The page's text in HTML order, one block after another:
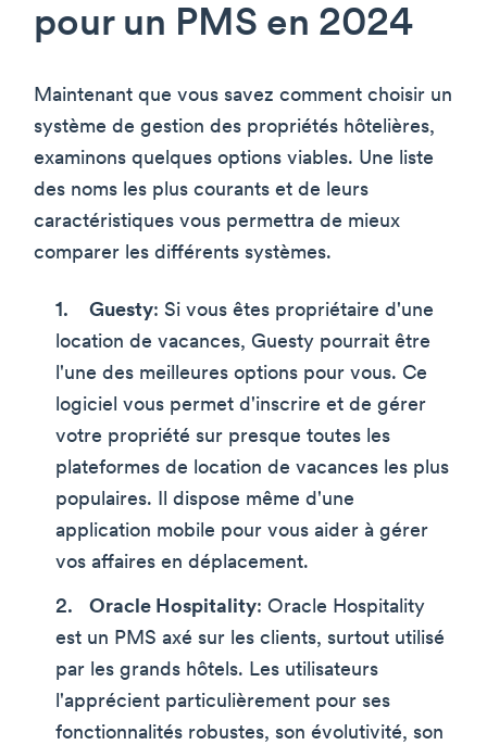
pour un PMS en 2024
Maintenant que vous savez comment choisir un
système de gestion des propriétés hôtelières,
examinons quelques options viables. Une liste
des noms les plus courants et de leurs
caractéristiques vous permettra de mieux
comparer les différents systèmes.
Guesty: Si vous êtes propriétaire d'une
location de vacances, Guesty pourrait être
l'une des meilleures options pour vous. Ce
logiciel vous permet d'inscrire et de gérer
votre propriété sur presque toutes les
plateformes de location de vacances les plus
populaires. Il dispose même d'une
application mobile pour vous aider à gérer
vos affaires en déplacement.
Oracle Hospitality: Oracle Hospitality
est un PMS axé sur les clients, surtout utilisé
par les grands hôtels. Les utilisateurs
l'apprécient particulièrement pour ses
fonctionnalités robustes, son évolutivité, son